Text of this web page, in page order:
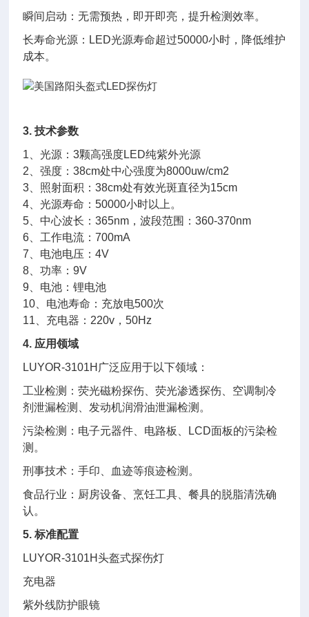
瞬间启动：无需预热，即开即亮，提升检测效率。
长寿命光源：LED光源寿命超过50000小时，降低维护
成本。
3. 技术参数
1、光源：3颗高强度LED纯紫外光源
2、强度：38cm处中心强度为8000uw/cm2
3、照射面积：38cm处有效光斑直径为15cm
4、光源寿命：50000小时以上。
5、中心波长：365nm，波段范围：360-370nm
6、工作电流：700mA
7、电池电压：4V
8、功率：9V
9、电池：锂电池
10、电池寿命：充放电500次
11、充电器：220v，50Hz
4. 应用领域
LUYOR-3101H广泛应用于以下领域：
工业检测：荧光磁粉探伤、荧光渗透探伤、空调制冷
剂泄漏检测、发动机润滑油泄漏检测。
污染检测：电子元器件、电路板、LCD面板的污染检
测。
刑事技术：手印、血迹等痕迹检测。
食品行业：厨房设备、烹饪工具、餐具的脱脂清洗确
认。
5. 标准配置
LUYOR-3101H头盔式探伤灯
充电器
紫外线防护眼镜